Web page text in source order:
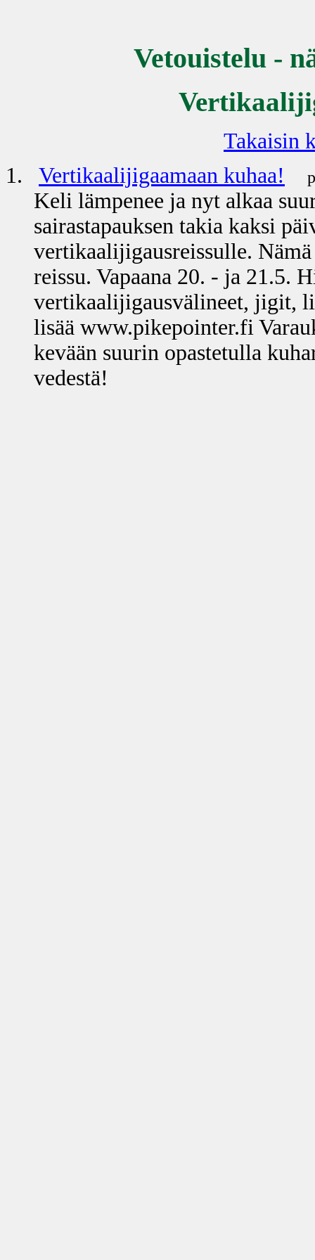
Vetouistelu -
Takaisin
1.
Vertikaalijigaamaan kuhaa!
Keli lämpenee ja nyt alkaa
sairastapauksen takia kaksi
vertikaalijigausreissulle.
reissu. Vapaana 20. - ja 21.5.
vertikaalijigausvälineet, jigit,
lisää www.pikepointer.fi
kevään suurin opastetulla
vedestä!